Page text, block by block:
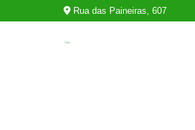
Rua das Paineiras, 607